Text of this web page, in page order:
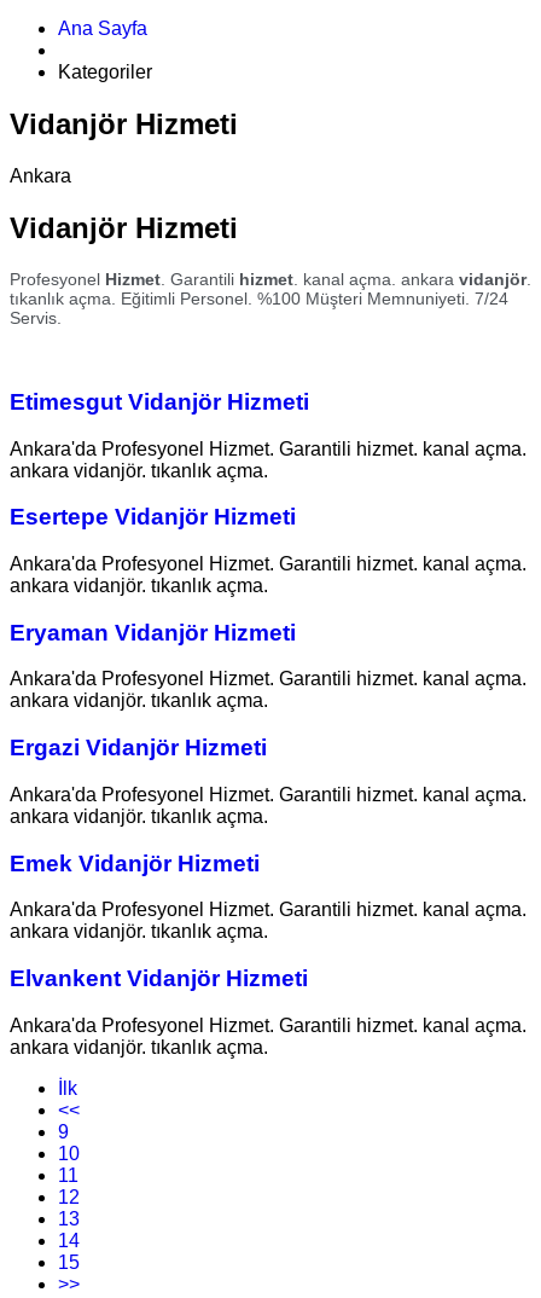
Ana Sayfa
Kategoriler
Vidanjör Hizmeti
Ankara
Vidanjör Hizmeti
Profesyonel Hizmet . Garantili hizmet . kanal açma. ankara vidanjör.
tıkanlık açma. Eğitimli Personel. %100 Müşteri Memnuniyeti. 7/24
Servis.
Etimesgut Vidanjör Hizmeti
Ankara'da Profesyonel Hizmet. Garantili hizmet. kanal açma.
ankara vidanjör. tıkanlık açma.
Esertepe Vidanjör Hizmeti
Ankara'da Profesyonel Hizmet. Garantili hizmet. kanal açma.
ankara vidanjör. tıkanlık açma.
Eryaman Vidanjör Hizmeti
Ankara'da Profesyonel Hizmet. Garantili hizmet. kanal açma.
ankara vidanjör. tıkanlık açma.
Ergazi Vidanjör Hizmeti
Ankara'da Profesyonel Hizmet. Garantili hizmet. kanal açma.
ankara vidanjör. tıkanlık açma.
Emek Vidanjör Hizmeti
Ankara'da Profesyonel Hizmet. Garantili hizmet. kanal açma.
ankara vidanjör. tıkanlık açma.
Elvankent Vidanjör Hizmeti
Ankara'da Profesyonel Hizmet. Garantili hizmet. kanal açma.
ankara vidanjör. tıkanlık açma.
İlk
<<
9
10
11
12
13
14
15
>>